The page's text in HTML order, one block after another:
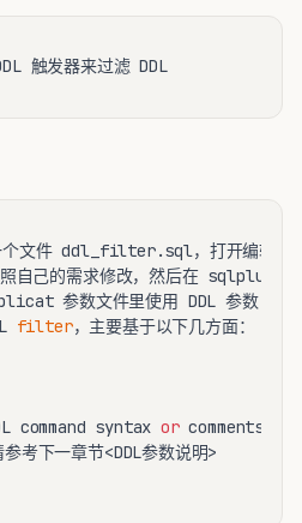
使用源端数据库的 DDL 触发器来过滤 DDL
个文件 ddl_filter.sql，打开编辑这
参数文件里使用 DDL 参数（大多
filter，主要基于以下几方面：
command syntax or comments,